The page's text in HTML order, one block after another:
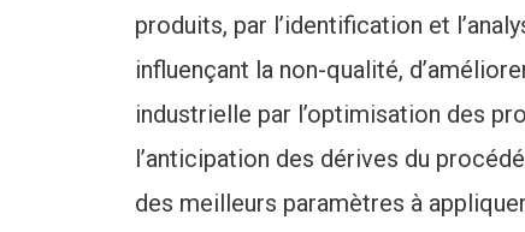
produits, par l’identification et
influençant la non-qualité,
industrielle par l’optimisation des
l’anticipation des dérives du
des meilleurs paramètres à